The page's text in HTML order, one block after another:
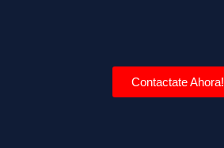
Contactate Ahora!